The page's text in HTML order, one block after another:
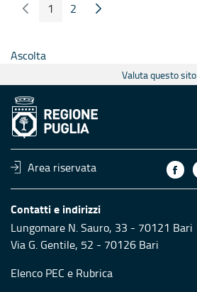
Pagina Precedente
Pagina
1 Pagina
2 Pagina Seguente
Ascolta
Valuta questo sito
Area riservata
Contatti e indirizzi
Lungomare N. Sauro, 33 - 70121 Bari
Via G. Gentile, 52 - 70126 Bari
Elenco PEC e Rubrica